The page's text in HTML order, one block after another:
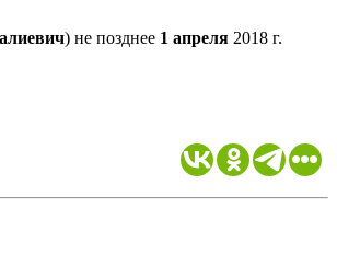
) не позднее 1 апреля 2018 г.